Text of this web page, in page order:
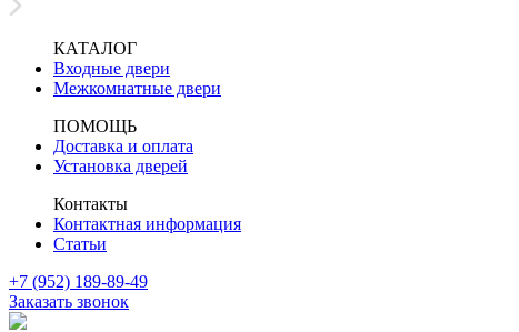
КАТАЛОГ
Входные двери
Межкомнатные двери
ПОМОЩЬ
Доставка и оплата
Установка дверей
Контакты
Контактная информация
Статьи
+7 (952) 189-89-49
Заказать звонок